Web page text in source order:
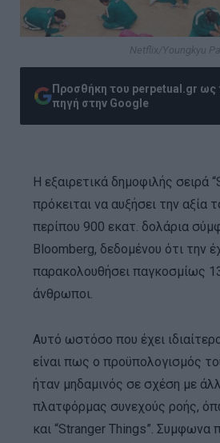
Netflix/Youngkyu
Προσθήκη του perpetual.gr ως
πηγή στην Google
H εξαιρετικά δημοφιλής σειρά
πρόκειται να αυξήσει την αξία
περίπου 900 εκατ. δολάρια
Bloomberg, δεδομένου ότι την
παρακολουθήσει παγκοσμίως
άνθρωποι.
Αυτό ωστόσο που έχει
είναι πως ο προϋπολογισμός
ήταν μηδαμινός σε σχέση με
πλατφόρμας συνεχούς ροής,
και “Stranger Things”. Συμφωνα